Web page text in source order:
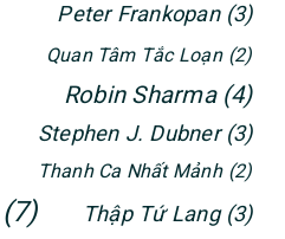
Peter Frankopan (3)
Quan Tâm Tắc Loạn (2)
Robin Sharma (4)
Stephen J. Dubner (3)
Thanh Ca Nhất Mảnh (2)
(7) Thập Tứ Lang (3)